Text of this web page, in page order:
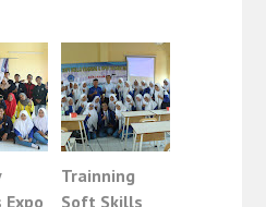
Expo
Trainning
Soft Skills